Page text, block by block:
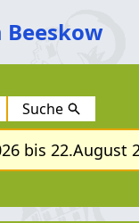
Suche
bis 22.August